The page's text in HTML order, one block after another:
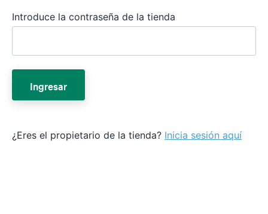
Introduce la contraseña de la tienda
Ingresar
¿Eres el propietario de la tienda? Inicia sesión aquí